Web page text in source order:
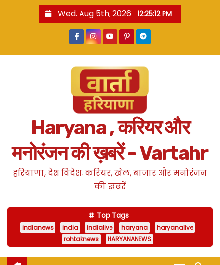
Wed. Aug 5th, 2026 12:25:13 PM
Haryana , करियर और
मनोरंजन की ख़बरें - Vartahr
हरियाणा, देश विदेश, करियर, खेल, बाजार और मनोरंजन
की ख़बरें
Top Tags
indianews india indialive haryana
haryanalive
rohtaknews
HARYANANEWS